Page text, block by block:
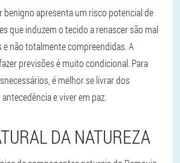
benigno apresenta um risco potencial de
que induzem o tecido a renascer são mal
não totalmente compreendidas. A
previsões é muito condicional. Para
é melhor se livrar dos
e viver em paz.
DA NATUREZA